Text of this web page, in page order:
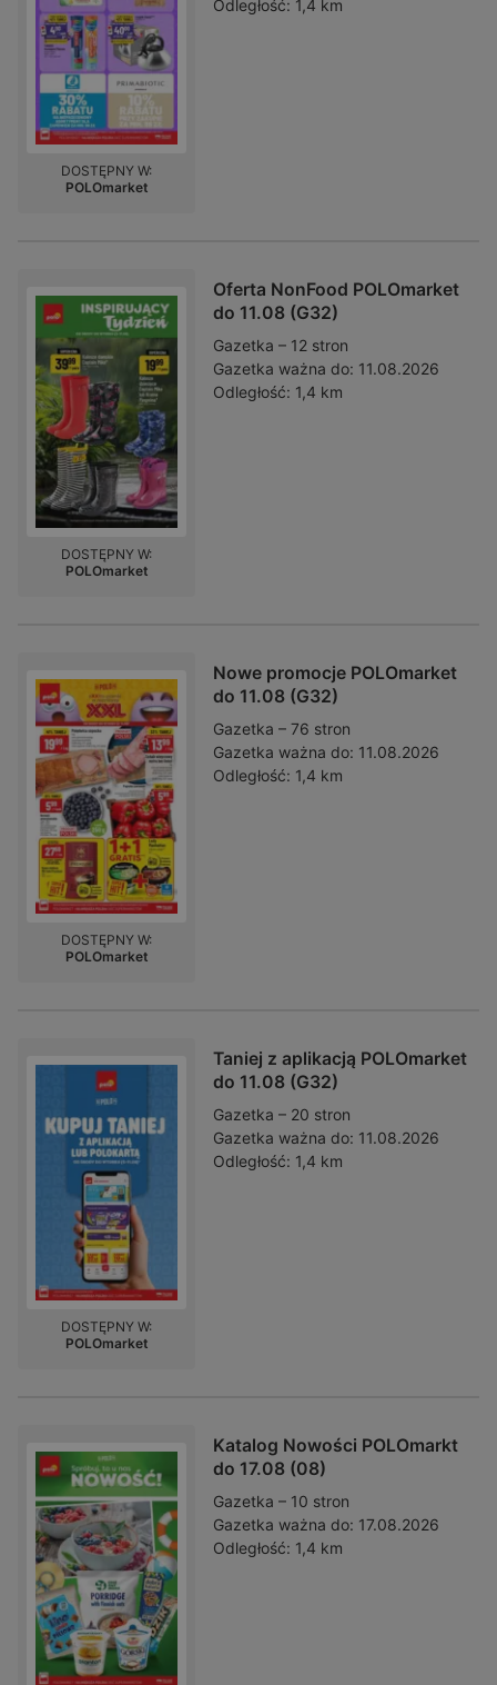
Odległość: 1,4 km
DOSTĘPNY W:
POLOmarket
Oferta NonFood POLOmarket
do 11.08 (G32)
Gazetka – 12 stron
Gazetka ważna do: 11.08.2026
Odległość: 1,4 km
DOSTĘPNY W:
POLOmarket
Nowe promocje POLOmarket
do 11.08 (G32)
Gazetka – 76 stron
Gazetka ważna do: 11.08.2026
Odległość: 1,4 km
DOSTĘPNY W:
POLOmarket
Taniej z aplikacją POLOmarket
do 11.08 (G32)
Gazetka – 20 stron
Gazetka ważna do: 11.08.2026
Odległość: 1,4 km
DOSTĘPNY W:
POLOmarket
Katalog Nowości POLOmarkt
do 17.08 (08)
Gazetka – 10 stron
Gazetka ważna do: 17.08.2026
Odległość: 1,4 km